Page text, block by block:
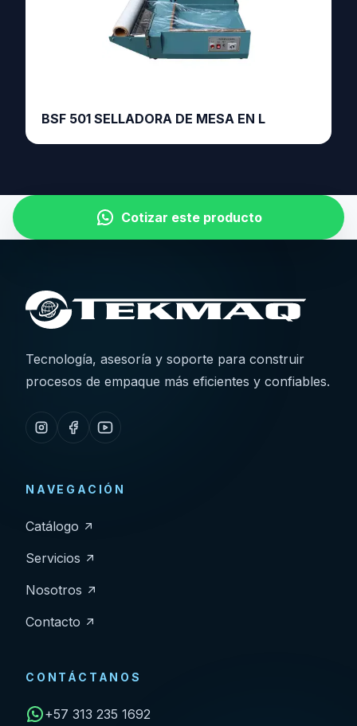
BSF 501 SELLADORA DE MESA EN L
Cotizar este producto
Tecnología, asesoría y soporte para construir
procesos de empaque más eficientes y confiables.
NAVEGACIÓN
Catálogo
Servicios
Nosotros
Contacto
CONTÁCTANOS
+57 313 235 1692